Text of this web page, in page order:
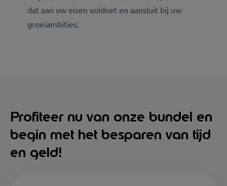
dat aan uw eisen voldoet en aansluit bij uw
groeiambities.
Profiteer nu van onze bundel en
begin met het besparen van tijd
en geld!